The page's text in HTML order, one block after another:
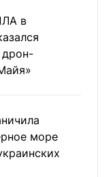
в
дрон-
море